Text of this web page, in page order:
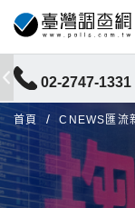
02-2747-1331
首頁 CNEWS匯流